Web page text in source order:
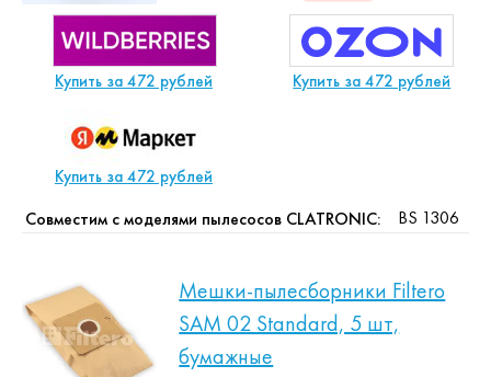
Купить за 472 рублей Купить за 472 рублей
Купить за 472 рублей
Совместим с моделями пылесосов CLATRONIC: BS 1306
Мешки-пылесборники Filtero
SAM 02 Standard, 5 шт,
бумажные